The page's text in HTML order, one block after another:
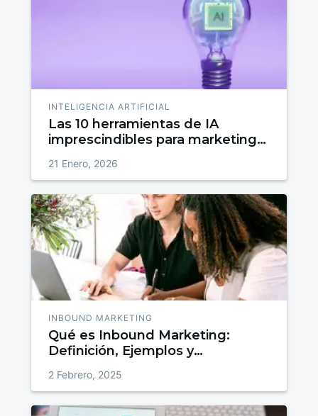
INTELIGENCIA ARTIFICIAL
Las 10 herramientas de IA
imprescindibles para marketing
21 Enero, 2026
INBOUND MARKETING
Qué es Inbound Marketing:
Definición, Ejemplos y
y Fidelizar
2 Febrero, 2025